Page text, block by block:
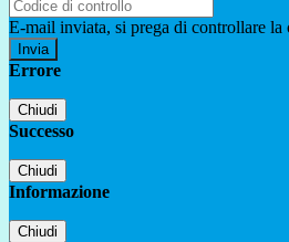
E-mail inviata, si prega di controllare la
Errore
Chiudi
Successo
Chiudi
Informazione
Chiudi